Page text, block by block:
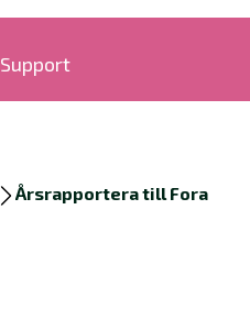
Support
Årsrapportera till Fora